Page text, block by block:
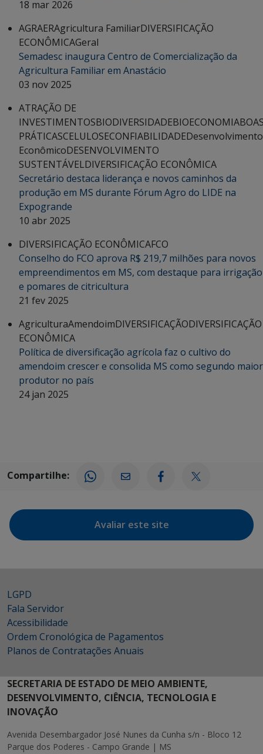
18 mar 2026
AGRAERAgricultura FamiliarDIVERSIFICAÇÃO
ECONÔMICAGeral
Semadesc inaugura Centro de Comercialização da
Agricultura Familiar em Anastácio
03 nov 2025
ATRAÇÃO DE
INVESTIMENTOSBIODIVERSIDADEBIOECONOMIA
PRÁTICASCELULOSECONFIABILIDADEDesenvolvimento
EconômicoDESENVOLVIMENTO
SUSTENTÁVELDIVERSIFICAÇÃO ECONÔMICA
Secretário destaca liderança e novos caminhos da
produção em MS durante Fórum Agro do LIDE na
Expogrande
10 abr 2025
DIVERSIFICAÇÃO ECONÔMICAFCO
Conselho do FCO aprova R$ 219,7 milhões para novos
empreendimentos em MS, com destaque para irrigação
e pomares de citricultura
21 fev 2025
AgriculturaAmendoimDIVERSIFICAÇÃODIVERSIFICAÇÃO
ECONÔMICA
Política de diversificação agrícola faz o cultivo do
amendoim crescer e consolida MS como segundo maior
produtor no país
24 jan 2025
Compartilhe:
Avaliar este site
LGPD
Fala Servidor
Acessibilidade
Ordem Cronológica de Pagamentos
Planos de Contratações Anuais
SECRETARIA DE ESTADO DE MEIO AMBIENTE,
DESENVOLVIMENTO, CIÊNCIA, TECNOLOGIA E
INOVAÇÃO
Avenida Desembargador José Nunes da Cunha s/n - Bloco 12
Parque dos Poderes - Campo Grande | MS